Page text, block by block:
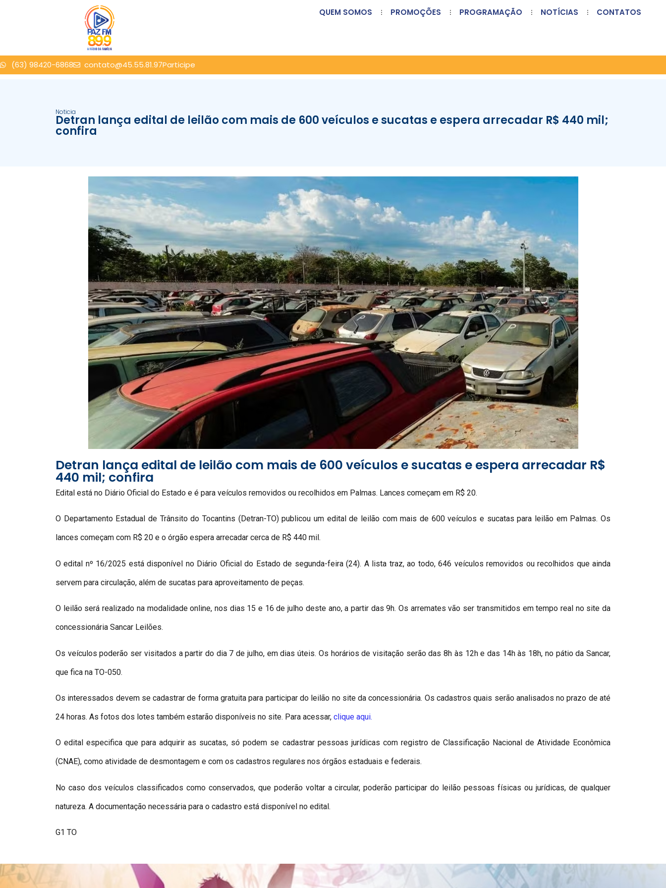
QUEM SOMOS PROMOÇÕES PROGRAMAÇÃO NOTÍCIAS CONTATOS
(63) 98420-6868 contato@45.55.81.97Participe
Noticia
Detran lança edital de leilão com mais de 600 veículos e sucatas e espera arrecadar R$ 440 mil;
confira
Detran lança edital de leilão com mais de 600 veículos e sucatas e espera arrecadar R$
440 mil; confira
Edital está no Diário Oficial do Estado e é para veículos removidos ou recolhidos em Palmas. Lances começam em R$ 20.
O Departamento Estadual de Trânsito do Tocantins (Detran-TO) publicou um edital de leilão com mais de 600 veículos e sucatas para leilão em Palmas. Os
lances começam com R$ 20 e o órgão espera arrecadar cerca de R$ 440 mil.
O edital nº 16/2025 está disponível no Diário Oficial do Estado de segunda-feira (24). A lista traz, ao todo, 646 veículos removidos ou recolhidos que ainda
servem para circulação, além de sucatas para aproveitamento de peças.
O leilão será realizado na modalidade online, nos dias 15 e 16 de julho deste ano, a partir das 9h. Os arremates vão ser transmitidos em tempo real no site da
concessionária Sancar Leilões.
Os veículos poderão ser visitados a partir do dia 7 de julho, em dias úteis. Os horários de visitação serão das 8h às 12h e das 14h às 18h, no pátio da Sancar,
que fica na TO-050.
Os interessados devem se cadastrar de forma gratuita para participar do leilão no site da concessionária. Os cadastros quais serão analisados no prazo de até
24 horas. As fotos dos lotes também estarão disponíveis no site. Para acessar, clique aqui.
O edital especifica que para adquirir as sucatas, só podem se cadastrar pessoas jurídicas com registro de Classificação Nacional de Atividade Econômica
(CNAE), como atividade de desmontagem e com os cadastros regulares nos órgãos estaduais e federais.
No caso dos veículos classificados como conservados, que poderão voltar a circular, poderão participar do leilão pessoas físicas ou jurídicas, de qualquer
natureza. A documentação necessária para o cadastro está disponível no edital.
G1 TO